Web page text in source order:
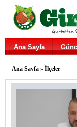
Ana Sayfa
Ana Sayfa » İlçeler